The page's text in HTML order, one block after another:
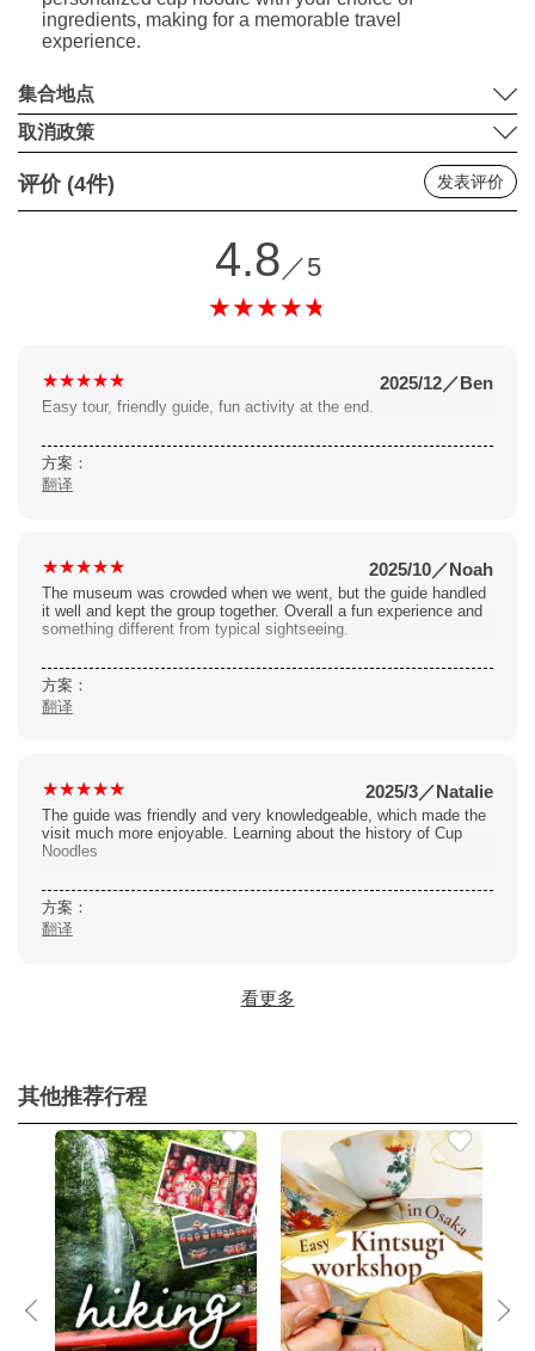
ingredients, making for a memorable travel
experience.
集合地点
取消政策
评价 (4件) 发表评价
4.8 ／5
2025/12／Ben
Easy tour, friendly guide, fun activity at the end.
方案：
翻译
2025/10／Noah
The museum was crowded when we went, but the guide handled
it well and kept the group together. Overall a fun experience and
something different from typical sightseeing.
方案：
翻译
2025/3／Natalie
The guide was friendly and very knowledgeable, which made the
visit much more enjoyable. Learning about the history of Cup
Noodles
方案：
翻译
看更多
其他推荐行程